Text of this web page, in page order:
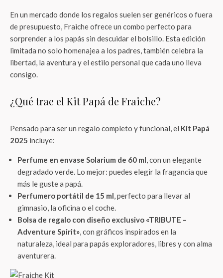
En un mercado donde los regalos suelen ser genéricos o fuera
de presupuesto, Fraiche ofrece un combo perfecto para
sorprender a los papás sin descuidar el bolsillo. Esta edición
limitada no solo homenajea a los padres, también celebra la
libertad, la aventura y el estilo personal que cada uno lleva
consigo.
¿Qué trae el Kit Papá de Fraiche?
Pensado para ser un regalo completo y funcional, el Kit Papá
2025 incluye:
Perfume en envase Solarium de 60 ml, con un elegante
degradado verde. Lo mejor: puedes elegir la fragancia que
más le guste a papá.
Perfumero portátil de 15 ml, perfecto para llevar al
gimnasio, la oficina o el coche.
Bolsa de regalo con diseño exclusivo «TRIBUTE –
Adventure Spirit», con gráficos inspirados en la
naturaleza, ideal para papás exploradores, libres y con alma
aventurera.